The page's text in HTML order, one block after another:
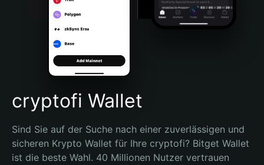
Português (Brasil)
Español (Argentina)
cryptofi Wallet
Sind Sie auf der Suche nach einer zuverlässigen und
sicheren Krypto Wallet für Ihre cryptofi? Bitget Wallet
ist die beste Wahl. 40 Millionen Nutzer vertrauen